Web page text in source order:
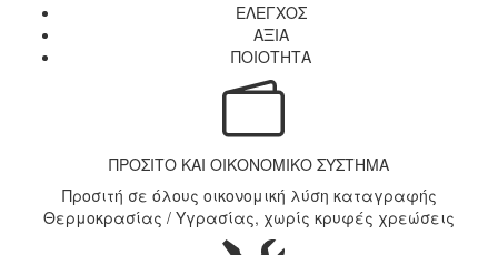
ΕΛΕΓΧΟΣ
ΑΞΙΑ
ΠΟΙΟΤΗΤΑ
ΠΡΟΣΙΤΟ ΚΑΙ ΟΙΚΟΝΟΜΙΚΟ ΣΥΣΤΗΜΑ
Προσιτή σε όλους οικονομική λύση καταγραφής
Θερμοκρασίας / Υγρασίας, χωρίς κρυφές χρεώσεις